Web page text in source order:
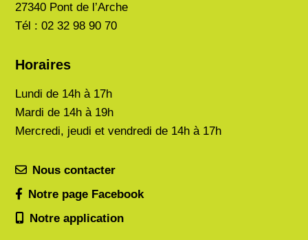
27340 Pont de l’Arche
Tél : 02 32 98 90 70
Horaires
Lundi de 14h à 17h
Mardi de 14h à 19h
Mercredi, jeudi et vendredi de 14h à 17h
Nous contacter
Notre page Facebook
Notre application